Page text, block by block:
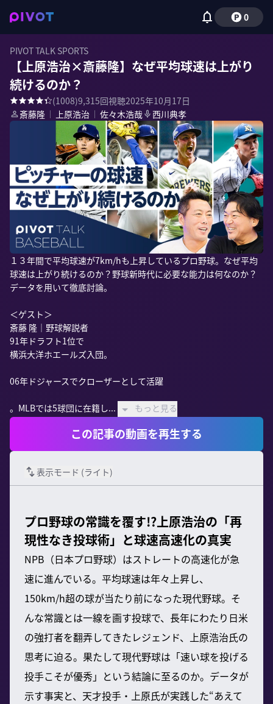
0
PIVOT TALK SPORTS
【上原浩治×斎藤隆】なぜ平均球速は上がり
続けるのか？
(1008)9,315回視聴2025年10月17日
斎藤隆 ｜ 上原浩治 ｜ 佐々木浩哉 西川典孝
１３年間で平均球速が7km/hも上昇しているプロ野球。なぜ平均
球速は上がり続けるのか？野球新時代に必要な能力は何なのか？
データを用いて徹底討論。
＜ゲスト＞
斎藤 隆｜野球解説者
91年ドラフト1位で
横浜大洋ホエールズ入団。
06年ドジャースでクローザーとして活躍
。MLBでは5球団に在籍し... もっと見る
この記事の動画を再生する
表示モード (ライト)
プロ野球の常識を覆す!?上原浩治の「再
現性なき投球術」と球速高速化の真実
NPB（日本プロ野球）はストレートの高速化が急
速に進んでいる。平均球速は年々上昇し、
150km/h超の球が当たり前になった現代野球。そ
んな常識とは一線を画す投球で、長年にわたり日米
の強打者を翻弄してきたレジェンド、上原浩治氏の
思考に迫る。果たして現代野球は「速い球を投げる
投手こそが優秀」という結論に至るのか。データが
示す事実と、天才投手・上原氏が実践した“あえて